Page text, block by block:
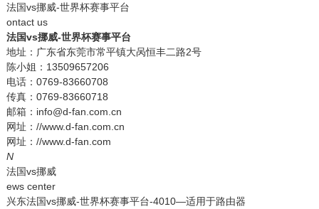
法国vs挪威-世界杯赛事平台
ontact us
法国vs挪威-世界杯赛事平台
地址：广东省东莞市常平镇大呙恒丰二路2号
陈小姐：13509657206
电话：0769-83660708
传真：0769-83660718
邮箱：info@d-fan.com.cn
网址：//www.d-fan.com.cn
网址：//www.d-fan.com
N
法国vs挪威
ews center
兴东法国vs挪威-世界杯赛事平台-4010—适用于路由器